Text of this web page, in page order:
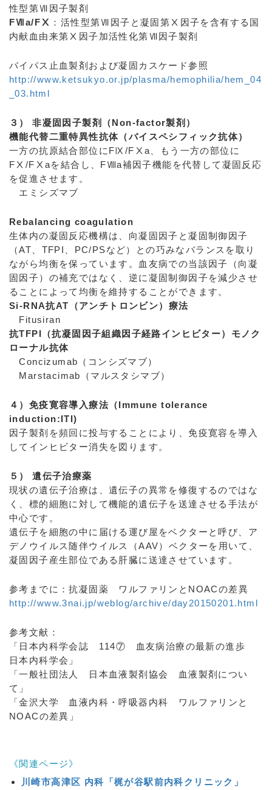
性型第Ⅶ因子製剤
FⅦa/FⅩ ：活性型第Ⅶ因子と凝固第Ⅹ因子を含有する国
内献血由来第Ⅹ因子加活性化第Ⅶ因子製剤
バイパス止血製剤および凝固カスケード参照
http://www.ketsukyo.or.jp/plasma/hemophilia/hem_04
_03.html
３） 非凝固因子製剤（Non-factor製剤）
機能代替二重特異性抗体（バイスペシフィック抗体）
一方の抗原結合部位にFⅨ/FⅩa、もう一方の部位に
FⅩ/FⅩaを結合し、FⅧa補因子機能を代替して凝固反応
を促進させます。
エミシズマブ
Rebalancing coagulation
生体内の凝固反応機構は、向凝固因子と凝固制御因子
（AT、TFPI、PC/PSなど）との巧みなバランスを取り
ながら均衡を保っています。血友病での当該因子（向凝
固因子）の補充ではなく、逆に凝固制御因子を減少させ
ることによって均衡を維持することができます。
Si-RNA抗AT（アンチトロンビン）療法
Fitusiran
抗TFPI（抗凝固因子組織因子経路インヒビター）モノク
ローナル抗体
Concizumab（コンシズマブ）
Marstacimab（マルスタシマブ）
４）免疫寛容導入療法（Immune tolerance
induction:ITI)
因子製剤を頻回に投与することにより、免疫寛容を導入
してインヒビター消失を図ります。
５） 遺伝子治療薬
現状の遺伝子治療は、遺伝子の異常を修復するのではな
く、標的細胞に対して機能的遺伝子を送達させる手法が
中心です。
遺伝子を細胞の中に届ける運び屋をベクターと呼び、ア
デノウイルス随伴ウイルス（AAV）ベクターを用いて、
凝固因子産生部位である肝臓に送達させています。
参考までに：抗凝固薬 ワルファリンとNOACの差異
http://www.3nai.jp/weblog/archive/day20150201.html
参考文献：
「日本内科学会誌 114⑦ 血友病治療の最新の進歩
日本内科学会」
「一般社団法人 日本血液製剤協会 血液製剤につい
て」
「金沢大学 血液内科・呼吸器内科 ワルファリンと
NOACの差異」
《関連ページ》
川崎市高津区 内科「梶が谷駅前内科クリニック」